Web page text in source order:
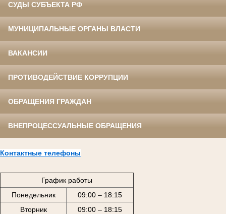
СУДЫ СУБЪЕКТА РФ
МУНИЦИПАЛЬНЫЕ ОРГАНЫ ВЛАСТИ
ВАКАНСИИ
ПРОТИВОДЕЙСТВИЕ КОРРУПЦИИ
ОБРАЩЕНИЯ ГРАЖДАН
ВНЕПРОЦЕССУАЛЬНЫЕ ОБРАЩЕНИЯ
Контактные телефоны
График работы
Понедельник
09:00 – 18:15
Вторник
09:00 – 18:15